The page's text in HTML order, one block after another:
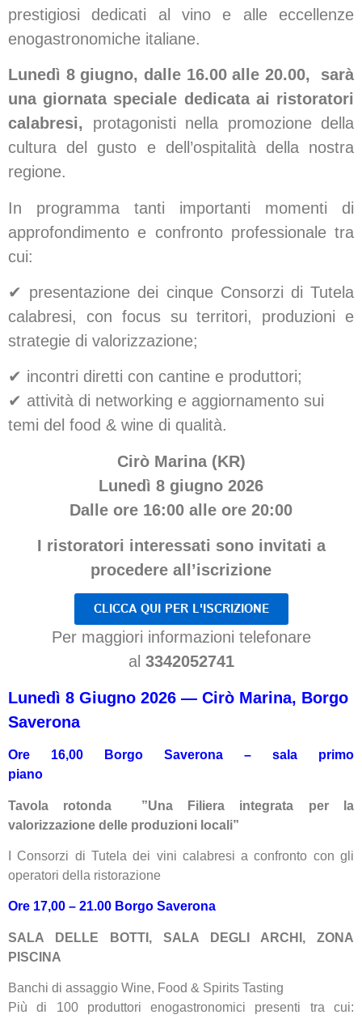
prestigiosi dedicati al vino e alle eccellenze
enogastronomiche italiane.
Lunedì 8 giugno, dalle 16.00 alle 20.00, sarà
una giornata speciale dedicata ai ristoratori
calabresi, protagonisti nella promozione della
cultura del gusto e dell’ospitalità della nostra
regione.
In programma tanti importanti momenti di
approfondimento e confronto professionale tra
cui:
✔ presentazione dei cinque Consorzi di Tutela
calabresi, con focus su territori, produzioni e
strategie di valorizzazione;
✔ incontri diretti con cantine e produttori;
✔ attività di networking e aggiornamento sui
temi del food & wine di qualità.
Cirò Marina (KR)
Lunedì 8 giugno 2026
Dalle ore 16:00 alle ore 20:00
I ristoratori interessati sono invitati a
procedere all’iscrizione
CLICCA QUI PER L'ISCRIZIONE
Per maggiori informazioni telefonare
al 3342052741
Lunedì 8 Giugno 2026 — Cirò Marina, Borgo
Saverona
Ore 16,00 Borgo Saverona – sala primo
piano
Tavola rotonda ”Una Filiera integrata per la
valorizzazione delle produzioni locali”
I Consorzi di Tutela dei vini calabresi a confronto con gli
operatori della ristorazione
Ore 17,00 – 21.00 Borgo Saverona
SALA DELLE BOTTI, SALA DEGLI ARCHI, ZONA
PISCINA
Banchi di assaggio Wine, Food & Spirits Tasting
Più di 100 produttori enogastronomici presenti tra cui: